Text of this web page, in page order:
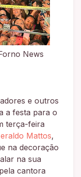
News
e outros
a festa para o
terça-feira
Mattos,
na decoração
na sua
cantora